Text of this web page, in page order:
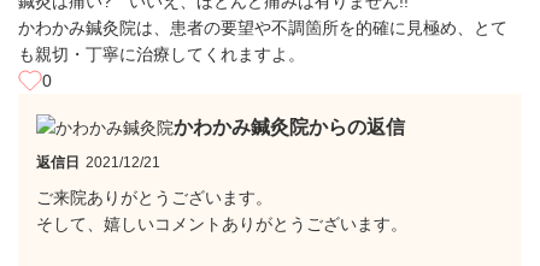
かわかみ鍼灸院は、患者の要望や不調箇所を的確に見極め、とて
も親切・丁寧に治療してくれますよ。
0
かわかみ鍼灸院からの返信
返信日 2021/12/21
ご来院ありがとうございます。
そして、嬉しいコメントありがとうございます。